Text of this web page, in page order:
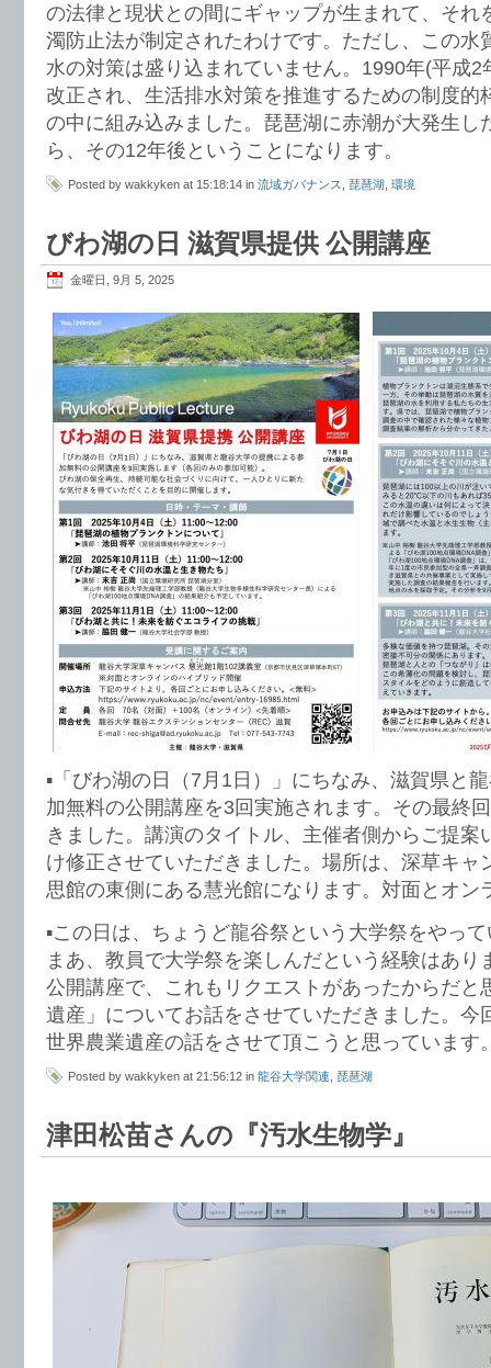
の法律と現状との間にギャップが生まれて、それ
濁防止法が制定されたわけです。ただし、この水
水の対策は盛り込まれていません。1990年(平成2
改正され、生活排水対策を推進するための制度的
の中に組み込みました。琵琶湖に赤潮が大発生し
ら、その12年後ということになります。
Posted by wakkyken at 15:18:14 in 流域ガバナンス 琵琶湖 環境
びわ湖の日 滋賀県提供 公開講座
金曜日, 9月 5, 2025
▪️「びわ湖の日（7月1日）」にちなみ、滋賀県と
加無料の公開講座を3回実施されます。その最終
きました。講演のタイトル、主催者側からご提案
け修正させていただきました。場所は、深草キャ
思館の東側にある慧光館になります。対面とオン
▪️この日は、ちょうど龍谷祭という大学祭をやっ
まあ、教員で大学祭を楽しんだという経験はあり
公開講座で、これもリクエストがあったからだと
遺産」についてお話をさせていただきました。今
世界農業遺産の話をさせて頂こうと思っています
Posted by wakkyken at 21:56:12 in 龍谷大学関連 琵琶湖
津田松苗さんの『汚水生物学』